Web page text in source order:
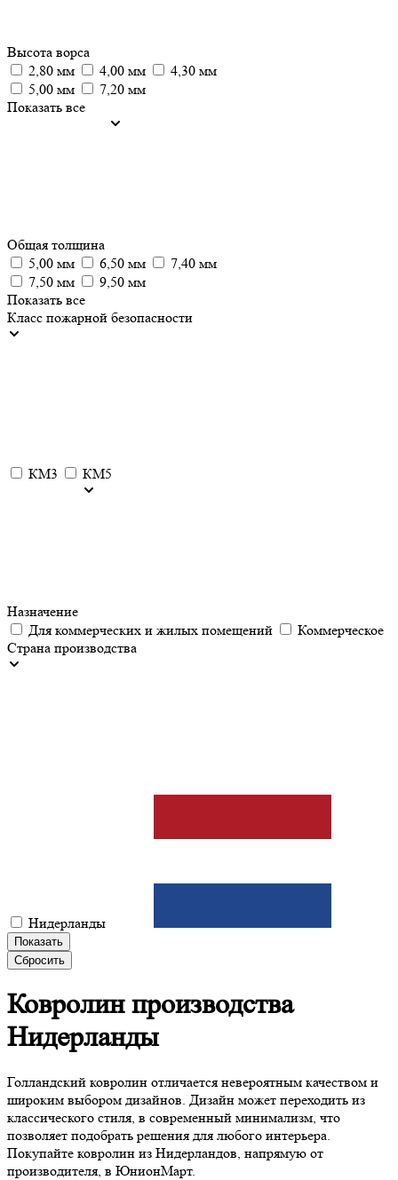
Высота ворса
2,80 мм
4,00 мм
4,30 мм
5,00 мм
7,20 мм
Показать все
Общая толщина
5,00 мм
6,50 мм
7,40 мм
7,50 мм
9,50 мм
Показать все
Класс пожарной безопасности
КМ3 КМ5
Назначение
Для коммерческих и жилых помещений
Коммерческое
Страна производства
Нидерланды
Показать
Сбросить
Ковролинпроизводства
Нидерланды
Голландский ковролин отличается невероятным качеством и
широким выбором дизайнов. Дизайн может переходить из
классического стиля, в современный минимализм, что
позволяет подобрать решения для любого интерьера.
Покупайте ковролин из Нидерландов, напрямую от
производителя, в ЮнионМарт.